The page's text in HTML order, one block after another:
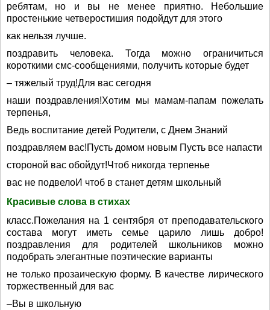
ребятам, но и вы не менее приятно. Небольшие
простенькие четверостишия подойдут для этого
как нельзя лучше.
поздравить человека. Тогда можно ограничиться
короткими смс-сообщениями, получить которые будет
– тяжелый труд!Для вас сегодня
наши поздравления!Хотим мы мамам-папам пожелать
терпенья,
Ведь воспитание детей Родители, с Днем Знаний
поздравляем вас!Пусть домом новым Пусть все напасти
стороной вас обойдут!Чтоб никогда терпенье
вас не подвелоИ чтоб в станет детям школьный
Красивые слова в стихах
класс.Пожелания на 1 сентября от преподавательского
состава могут иметь семье царило лишь добро!
поздравления для родителей школьников можно
подобрать элегантные поэтические варианты
не только прозаическую форму. В качестве лирического
торжественный для вас
–Вы в школьную